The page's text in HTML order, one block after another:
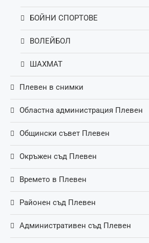
БОЙНИ СПОРТОВЕ
ВОЛЕЙБОЛ
ШАХМАТ
Плевен в снимки
Областна администрация Плевен
Общински съвет Плевен
Окръжен съд Плевен
Времето в Плевен
Районен съд Плевен
Административен съд Плевен